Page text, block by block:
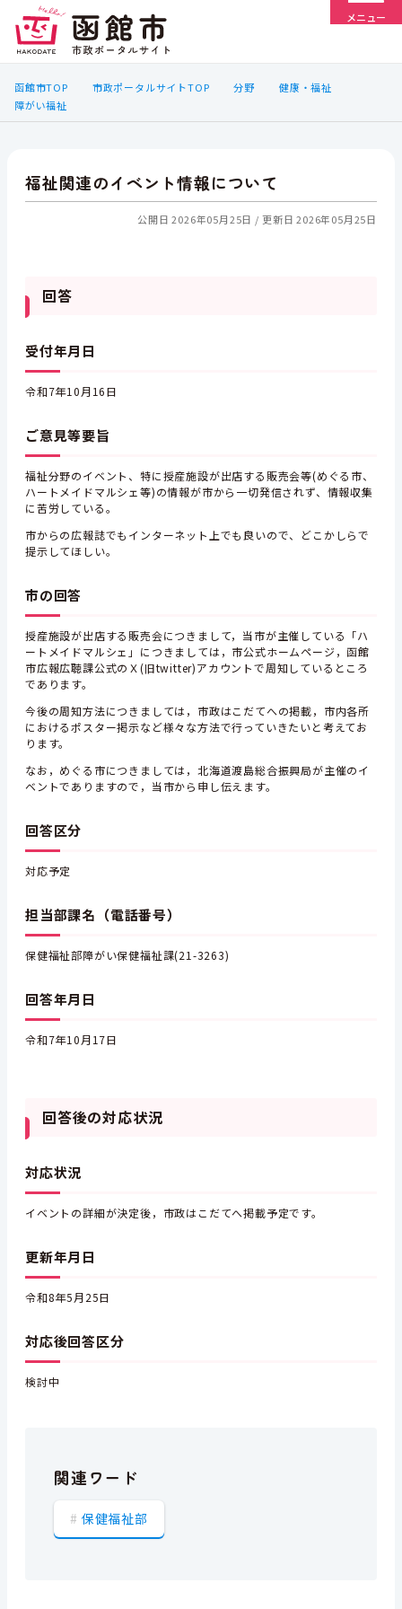
メニュー
函館市TOP 市政ポータルサイトTOP 分野
健康・福祉
障がい福祉
福祉関連のイベント情報について
公開日 2026年05月25日 更新日 2026年05月25日
回答
受付年月日
令和7年10月16日
ご意見等要旨
福祉分野のイベント、特に授産施設が出店する販売会等(めぐる市、
ハートメイドマルシェ等)の情報が市から一切発信されず、情報収集
に苦労している。
市からの広報誌でもインターネット上でも良いので、どこかしらで
提示してほしい。
市の回答
授産施設が出店する販売会につきまして，当市が主催している「ハ
ートメイドマルシェ」につきましては，市公式ホームページ，函館
市広報広聴課公式のＸ(旧twitter)アカウントで周知しているところ
であります。
今後の周知方法につきましては，市政はこだてへの掲載，市内各所
におけるポスター掲示など様々な方法で行っていきたいと考えてお
ります。
なお，めぐる市につきましては，北海道渡島総合振興局が主催のイ
ベントでありますので，当市から申し伝えます。
回答区分
対応予定
担当部課名（電話番号）
保健福祉部障がい保健福祉課(21-3263)
回答年月日
令和7年10月17日
回答後の対応状況
対応状況
イベントの詳細が決定後，市政はこだてへ掲載予定です。
更新年月日
令和8年5月25日
対応後回答区分
検討中
関連ワード
保健福祉部